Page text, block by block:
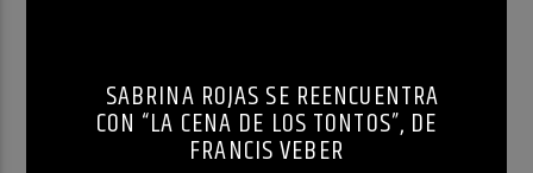
SABRINA ROJAS SE REENCUENTRA
CON “LA CENA DE LOS TONTOS”, DE
FRANCIS VEBER